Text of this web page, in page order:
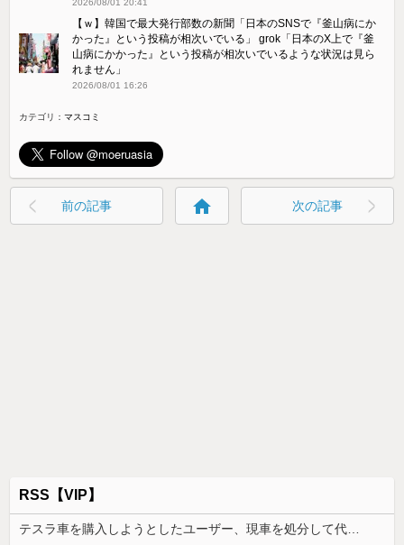
2026/08/01 20:41
【ｗ】韓国で最大発行部数の新聞「日本のSNSで『釜山病にか
かった』という投稿が相次いでいる」 grok「日本のX上で『釜
山病にかかった』という投稿が相次いでいるような状況は見ら
れません」
2026/08/01 16:26
カテゴリ：マスコミ
前の記事 home 次の記事
RSS【VIP】